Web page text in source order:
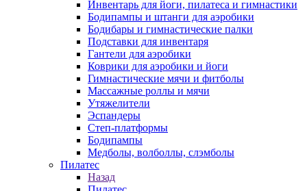
Инвентарь для йоги, пилатеса и гимнастики
Бодипампы и штанги для аэробики
Бодибары и гимнастические палки
Подставки для инвентаря
Гантели для аэробики
Коврики для аэробики и йоги
Гимнастические мячи и фитболы
Массажные роллы и мячи
Утяжелители
Эспандеры
Степ-платформы
Бодипампы
Медболы, волболлы, слэмболы
Пилатес
Назад